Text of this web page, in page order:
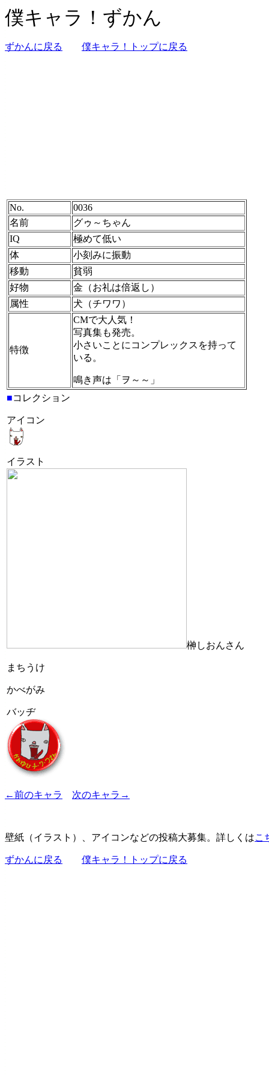
僕キャラ！ずかん
ずかんに戻る 僕キャラ！トップに戻る
No.
0036
名前
グゥ～ちゃん
IQ
極めて低い
体
小刻みに振動
移動
貧弱
好物
金（お礼は倍返し）
属性
犬（チワワ）
特徴
CMで大人気！
写真集も発売。
小さいことにコンプレックスを持って
いる。
鳴き声は「ヲ～～」
■コレクション
アイコン
イラスト
榊しおんさん
まちうけ
かべがみ
バッヂ
←前のキャラ 次のキャラ→
壁紙（イラスト）、アイコンなどの投稿大募集。詳しくはこ
ずかんに戻る 僕キャラ！トップに戻る